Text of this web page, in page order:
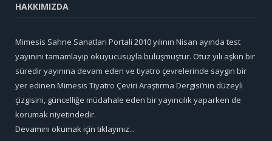
HAKKIMIZDA
Mimesis Sahne Sanatları Portali 2010 yılının Nisan ayında test
yayınını tamamlayıp okuyucusuyla buluşmuştur. Otuz yılı aşkın bir
süredir yayınına devam eden ve tiyatro çevrelerinde saygın bir
yer edinen Mimesis Tiyatro Çeviri Araştırma Dergisi’nin düzeyli
çizgisini, güncelliğe müdahale eden bir yayıncılık yaparken de
korumak niyetindedir.
Devamını okumak için tıklayınız...